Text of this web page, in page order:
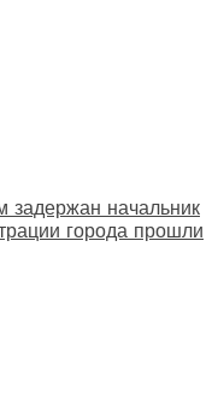
задержан начальник
города прошли